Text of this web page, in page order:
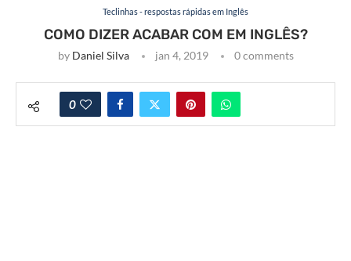
Teclinhas - respostas rápidas em Inglês
COMO DIZER ACABAR COM EM INGLÊS?
by Daniel Silva jan 4, 2019 0 comments
0